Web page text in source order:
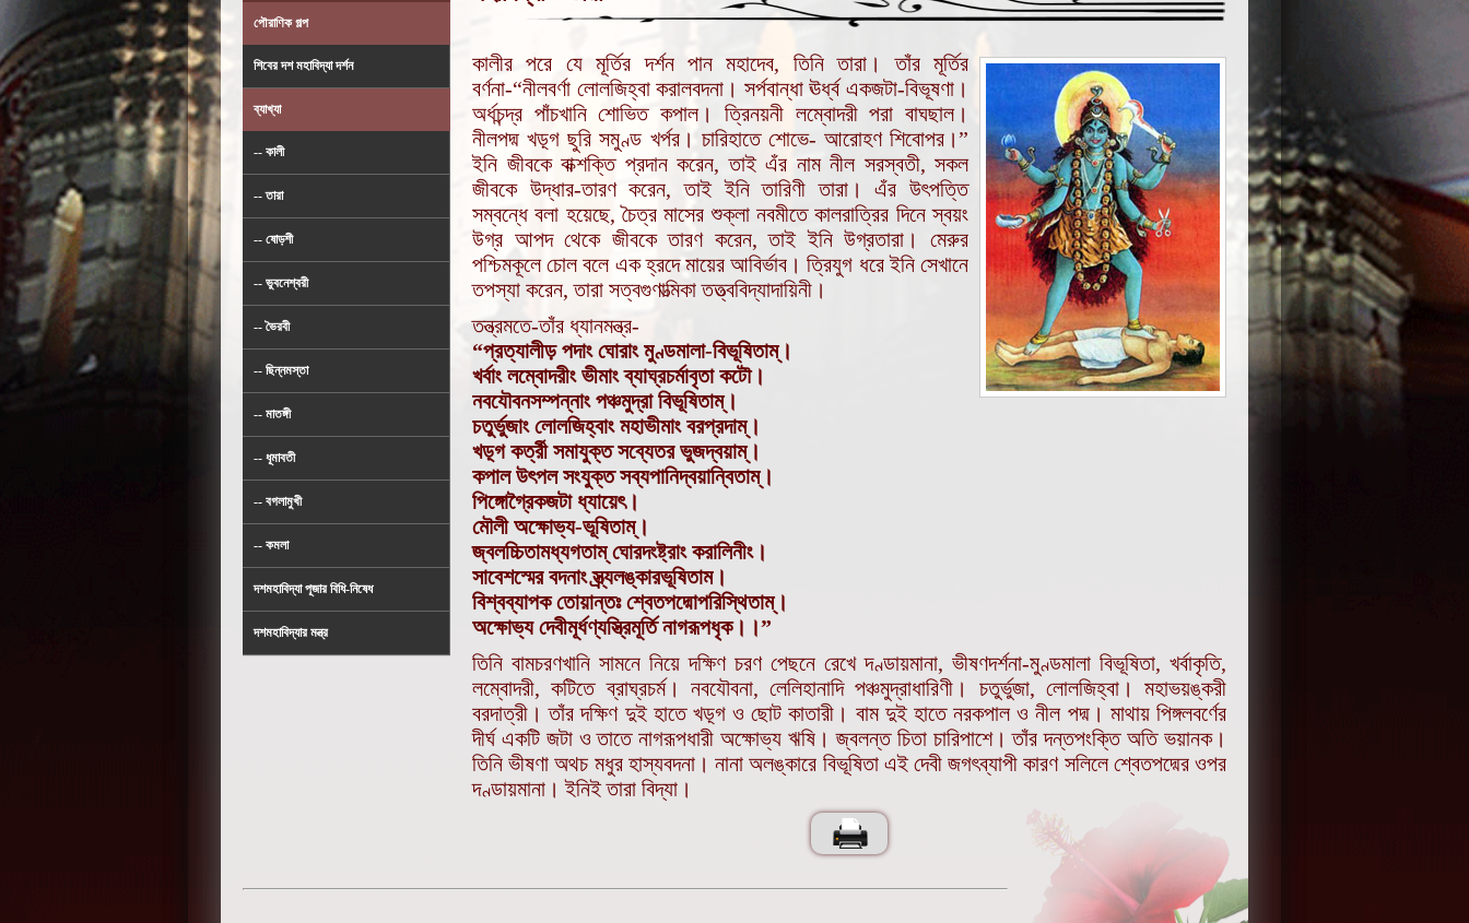
পৌরাণিক গল্প
শিবের দশ মহাবিদ্যা দর্শন
ব্যাখ্যা
-- কালী
-- তারা
-- ষোড়শী
-- ভুবনেশ্বরী
-- ভৈরবী
-- ছিন্নমস্তা
-- মাতঙ্গী
-- ধূমাবতী
-- বগলামুখী
-- কমলা
দশমহাবিদ্যা পূজার বিধি-নিষেধ
দশমহাবিদ্যার মন্ত্র
কালীর পরে যে মূর্তির দর্শন পান মহাদেব, তিনি তারা। তাঁর মূর্তির
বর্ণনা-“নীলবর্ণা লোলজিহ্বা করালবদনা। সর্পবান্ধা ঊর্ধ্ব একজটা-বিভূষণা।
অর্ধচন্দ্র পাঁচখানি শোভিত কপাল। ত্রিনয়নী লম্বোদরী পরা বাঘছাল।
নীলপদ্ম খড়্গ ছুরি সমুণ্ড খর্পর। চারিহাতে শোভে- আরোহণ শিবোপর।”
ইনি জীবকে বাক্শক্তি প্রদান করেন, তাই এঁর নাম নীল সরস্বতী, সকল
জীবকে উদ্ধার-তারণ করেন, তাই ইনি তারিণী তারা। এঁর উৎপত্তি
সম্বন্ধে বলা হয়েছে, চৈত্র মাসের শুক্লা নবমীতে কালরাত্রির দিনে স্বয়ং
উগ্র আপদ থেকে জীবকে তারণ করেন, তাই ইনি উগ্রতারা। মেরুর
পশ্চিমকূলে চোল বলে এক হ্রদে মায়ের আবির্ভাব। ত্রিযুগ ধরে ইনি সেখানে
তপস্যা করেন, তারা সত্বগুণাত্মিকা তত্ত্ববিদ্যাদায়িনী।
তন্ত্রমতে-তাঁর ধ্যানমন্ত্র-
“প্রত্যালীড় পদাং ঘোরাং মুণ্ডমালা-বিভূষিতাম্।
খর্বাং লম্বোদরীং ভীমাং ব্যাঘ্রচর্মাবৃতা কটৌ।
নবযৌবনসম্পন্নাং পঞ্চমুদ্রা বিভূষিতাম্।
চতুর্ভুজাং লোলজিহ্বাং মহাভীমাং বরপ্রদাম্।
খড়্গ কর্ত্রী সমাযুক্ত সব্যেতর ভুজদ্বয়াম্।
কপাল উৎপল সংযুক্ত সব্যপানিদ্বয়ান্বিতাম্।
পিঙ্গোগ্রৈকজটা ধ্যায়েৎ।
মৌলী অক্ষোভ্য-ভূষিতাম্।
জ্বলচ্চিতামধ্যগতাম্ ঘোরদংষ্ট্রাং করালিনীং।
সাবেশস্মের বদনাং স্ত্র্যলঙ্কারভূষিতাম।
বিশ্বব্যাপক তোয়ান্তঃ শ্বেতপদ্মোপরিস্থিতাম্।
অক্ষোভ্য দেবীমূর্ধণ্যস্ত্রিমূর্তি নাগরূপধৃক।।”
তিনি বামচরণখানি সামনে নিয়ে দক্ষিণ চরণ পেছনে রেখে দণ্ডায়মানা, ভীষণদর্শনা-মুণ্ডমালা বিভূষিতা, খর্বাকৃতি,
লম্বোদরী, কটিতে ব্রাঘ্রচর্ম। নবযৌবনা, লেলিহানাদি পঞ্চমুদ্রাধারিণী। চতুর্ভুজা, লোলজিহ্বা। মহাভয়ঙ্করী
বরদাত্রী। তাঁর দক্ষিণ দুই হাতে খড়্গ ও ছোট কাতারী। বাম দুই হাতে নরকপাল ও নীল পদ্ম। মাথায় পিঙ্গলবর্ণের
দীর্ঘ একটি জটা ও তাতে নাগরূপধারী অক্ষোভ্য ঋষি। জ্বলন্ত চিতা চারিপাশে। তাঁর দন্তপংক্তি অতি ভয়ানক।
তিনি ভীষণা অথচ মধুর হাস্যবদনা। নানা অলঙ্কারে বিভূষিতা এই দেবী জগৎব্যাপী কারণ সলিলে শ্বেতপদ্মের ওপর
দণ্ডায়মানা। ইনিই তারা বিদ্যা।